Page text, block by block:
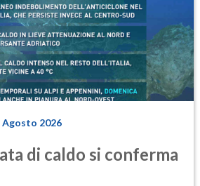
Agosto 2026
di caldo si conferma